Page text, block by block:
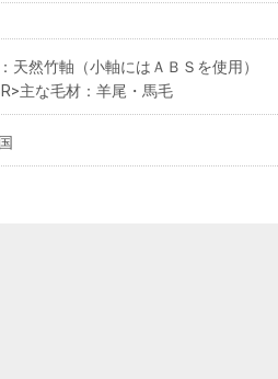
天然竹軸（小軸にはＡＢＳを使用）
主な毛材：羊尾・馬毛